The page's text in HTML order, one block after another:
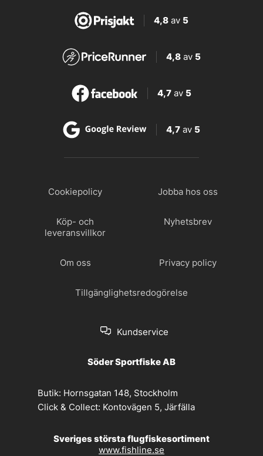
4,8av 5
4,8 av 5
4,7 av 5
4,7 av 5
Cookiepolicy Jobba hos oss
Köp- och
leveransvillkor
Nyhetsbrev
Om oss Privacy policy
Tillgänglighetsredogörelse
Kundservice
Söder Sportfiske AB
Butik: Hornsgatan 148, Stockholm
Click & Collect: Kontovägen 5, Järfälla
Sveriges största flugfiskesortiment
www.fishline.se